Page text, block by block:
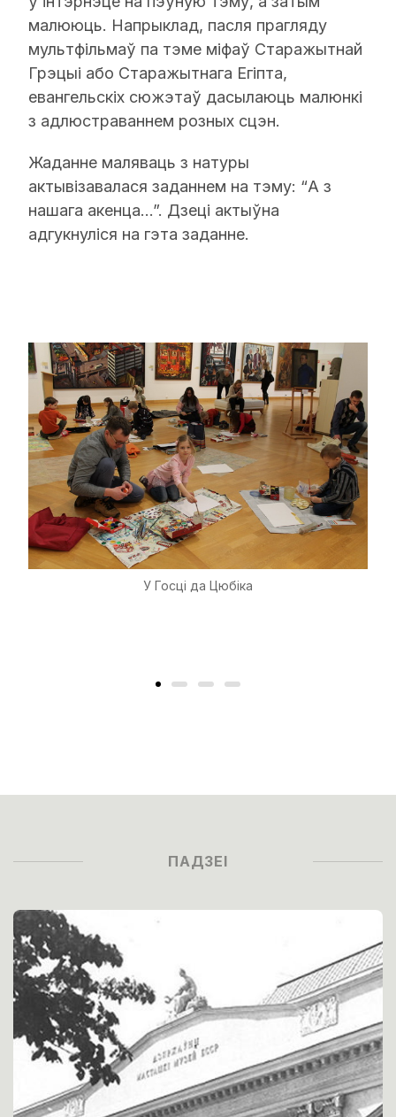
малююць. Напрыклад, пасля прагляду
мультфільмаў па тэме міфаў Старажытнай
Грэцыі або Старажытнага Егіпта,
евангельскіх сюжэтаў дасылаюць малюнкі
з адлюстраваннем розных сцэн.
Жаданне маляваць з натуры
актывізавалася заданнем на тэму: “А з
нашага акенца...”. Дзеці актыўна
адгукнуліся на гэта заданне.
У Госці да Цюбіка
ПАДЗЕІ